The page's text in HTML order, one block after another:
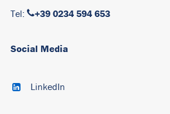
Tel: +39 0234 594 653
Social Media
LinkedIn